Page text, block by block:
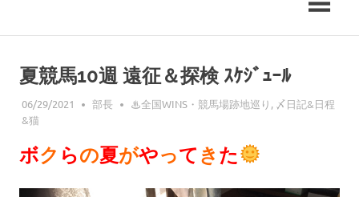
ス
夏競馬10週 遠征＆探検 ｽｹｼﾞｭｰﾙ
06/29/2021 部長 ♨︎全国WINS・競馬場跡地巡り , 〆日記&日程
&猫
ボク らの夏がやってきた